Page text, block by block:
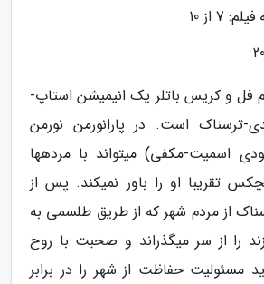
فل و کریس باتلر یک انیمیشن استاپ-
ترسناک است. در پارانورمن نورمن
ساله (کودی اسمیت-مکفی) میتواند با مردهها
تقریبا او را باور نمیکند. پس از
از مردم شهر که از طریق طلسمی به
را از سر میگذراند و صحبت با روح
مسئولیت حفاظت از شهر را در برابر